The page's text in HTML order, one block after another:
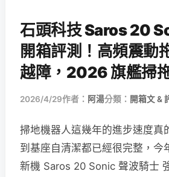
石頭科技 Saros 20
開箱評測！高頻震動
越障，2026 旗艦掃
2026/4/29作者： 阿湯分類： 開箱文 &
掃地機器人這幾年的進步速度真
到基座自清潔都已經很完整，今
新機 Saros 20 Sonic 聲波騎士